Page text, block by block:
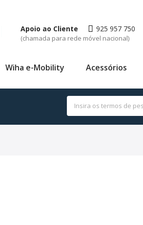
Apoio ao Cliente 925 957 750
(chamada para rede móvel nacional)
Wiha e-Mobility Acessórios